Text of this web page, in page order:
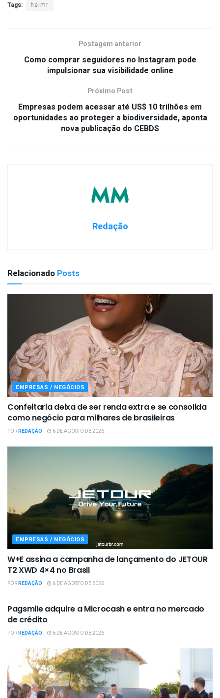
Tags: heimr
Postagem anterior
Como comprar seguidores no Instagram pode
impulsionar sua visibilidade online
Próximo Post
Empresas podem acessar até US$ 10 trilhões em
oportunidades ao proteger a biodiversidade, aponta
nova publicação do CEBDS
Redação
Relacionado Posts
EMPRESAS / NEGÓCIOS
Confeitaria deixa de ser renda extra e se consolida
como negócio para milhares de brasileiras
PORREDAÇÃO 6 DE AGOSTO DE 2026
EMPRESAS / NEGÓCIOS
W+E assina a campanha de lançamento do JETOUR
T2 XWD 4×4 no Brasil
PORREDAÇÃO 6 DE AGOSTO DE 2026
Pagsmile adquire a Microcash e entra no mercado
de crédito
PORREDAÇÃO 6 DE AGOSTO DE 2026